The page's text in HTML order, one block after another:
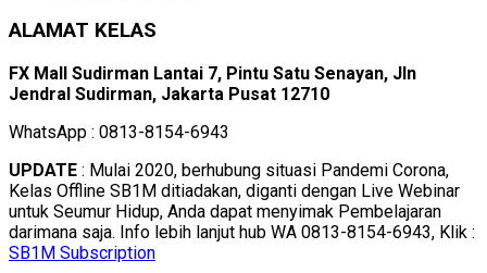
ALAMAT KELAS
FX Mall Sudirman Lantai 7, Pintu Satu Senayan, Jln
Jendral Sudirman, Jakarta Pusat 12710
WhatsApp : 0813-8154-6943
UPDATE : Mulai 2020, berhubung situasi Pandemi Corona,
Kelas Offline SB1M ditiadakan, diganti dengan Live Webinar
untuk Seumur Hidup, Anda dapat menyimak Pembelajaran
darimana saja. Info lebih lanjut hub WA 0813-8154-6943, Klik :
SB1M Subscription